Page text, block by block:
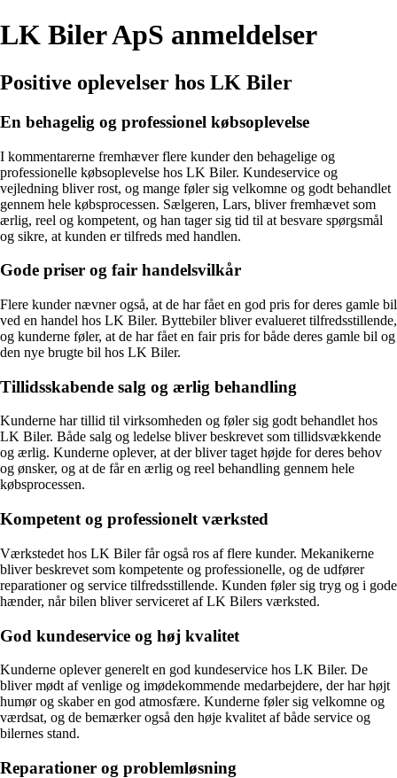
LK Biler ApS anmeldelser
Positive oplevelser hos LK Biler
En behagelig og professionel købsoplevelse
I kommentarerne fremhæver flere kunder den behagelige og
professionelle købsoplevelse hos LK Biler. Kundeservice og
vejledning bliver rost, og mange føler sig velkomne og godt behandlet
gennem hele købsprocessen. Sælgeren, Lars, bliver fremhævet som
ærlig, reel og kompetent, og han tager sig tid til at besvare spørgsmål
og sikre, at kunden er tilfreds med handlen.
Gode priser og fair handelsvilkår
Flere kunder nævner også, at de har fået en god pris for deres gamle bil
ved en handel hos LK Biler. Byttebiler bliver evalueret tilfredsstillende,
og kunderne føler, at de har fået en fair pris for både deres gamle bil og
den nye brugte bil hos LK Biler.
Tillidsskabende salg og ærlig behandling
Kunderne har tillid til virksomheden og føler sig godt behandlet hos
LK Biler. Både salg og ledelse bliver beskrevet som tillidsvækkende
og ærlig. Kunderne oplever, at der bliver taget højde for deres behov
og ønsker, og at de får en ærlig og reel behandling gennem hele
købsprocessen.
Kompetent og professionelt værksted
Værkstedet hos LK Biler får også ros af flere kunder. Mekanikerne
bliver beskrevet som kompetente og professionelle, og de udfører
reparationer og service tilfredsstillende. Kunden føler sig tryg og i gode
hænder, når bilen bliver serviceret af LK Bilers værksted.
God kundeservice og høj kvalitet
Kunderne oplever generelt en god kundeservice hos LK Biler. De
bliver mødt af venlige og imødekommende medarbejdere, der har højt
humør og skaber en god atmosfære. Kunderne føler sig velkomne og
værdsat, og de bemærker også den høje kvalitet af både service og
bilernes stand.
Reparationer og problemløsning